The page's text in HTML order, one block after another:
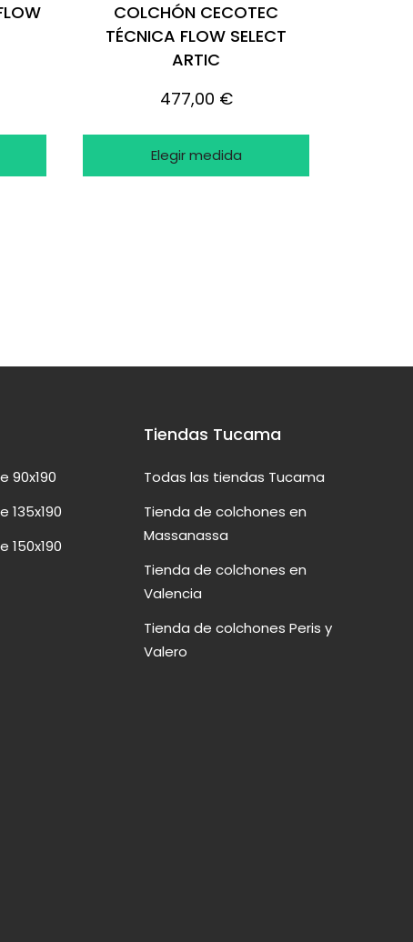
COLCHÓN CECOTEC
TÉCNICA FLOW SELECT
ARTIC
477,00 €
Elegir medida
90x190
135x190
150x190
Tiendas Tucama
Todas las tiendas Tucama
Tienda de colchones en
Massanassa
Tienda de colchones en
Valencia
Tienda de colchones Peris y
Valero